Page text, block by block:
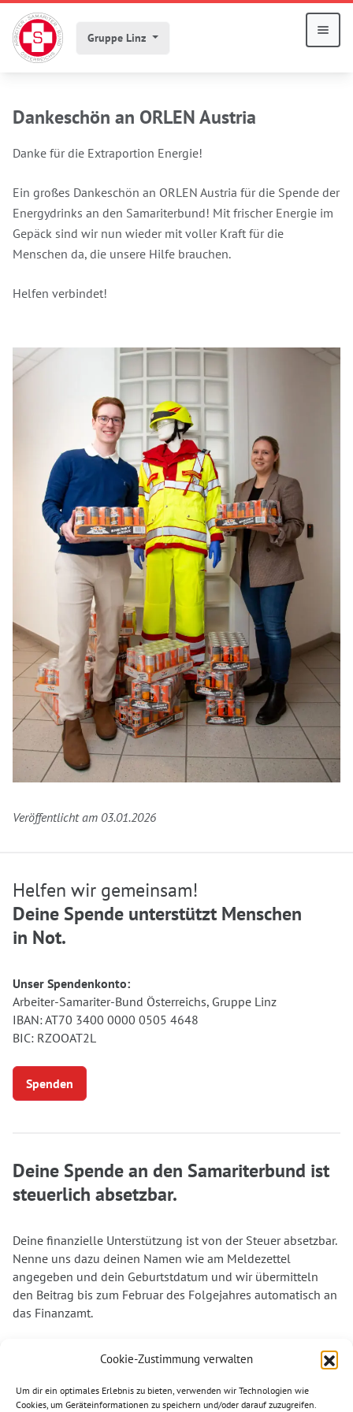
Cookie-Zustimmung verwalten
Um dir ein optimales Erlebnis zu bieten, verwenden wir Technologien wie
Cookies, um Geräteinformationen zu speichern und/oder darauf zuzugreifen.
Gruppe Linz
Dankeschön an ORLEN Austria
Danke für die Extraportion Energie!
Ein großes Dankeschön an ORLEN Austria für die Spende der
Energydrinks an den Samariterbund! Mit frischer Energie im
Gepäck sind wir nun wieder mit voller Kraft für die
Menschen da, die unsere Hilfe brauchen.
Helfen verbindet!
Veröffentlicht am 03.01.2026
Helfen wir gemeinsam!
Deine Spende unterstützt Menschen
in Not.
Unser Spendenkonto:
Arbeiter-Samariter-Bund Österreichs, Gruppe Linz
IBAN: AT70 3400 0000 0505 4648
BIC: RZOOAT2L
Spenden
Deine Spende an den Samariterbund ist
steuerlich absetzbar.
Deine finanzielle Unterstützung ist von der Steuer absetzbar.
Nenne uns dazu deinen Namen wie am Meldezettel
angegeben und dein Geburtstdatum und wir übermitteln
den Beitrag bis zum Februar des Folgejahres automatisch an
das Finanzamt.
vielen Bereichen aktiv werden und denjenigen helfen, die
Dank für deine Spende. Helfen wir gemeinsam.